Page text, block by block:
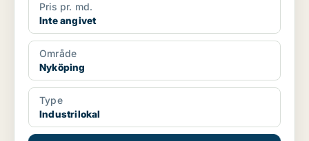
Pris pr. md.
Inte angivet
Område
Nyköping
Type
Industrilokal